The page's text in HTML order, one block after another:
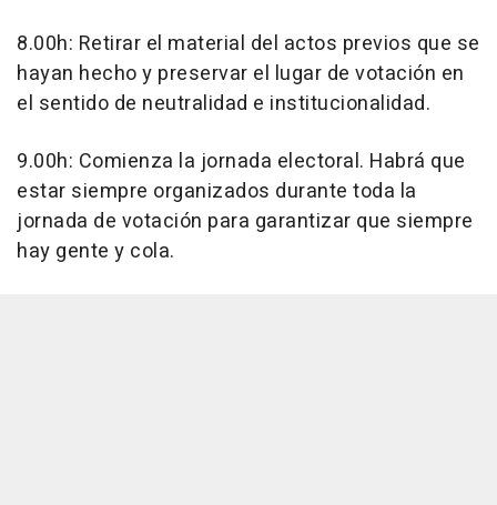
8.00h: Retirar el material del actos previos que se
hayan hecho y preservar el lugar de votación en
el sentido de neutralidad e institucionalidad.
9.00h: Comienza la jornada electoral. Habrá que
estar siempre organizados durante toda la
jornada de votación para garantizar que siempre
hay gente y cola.